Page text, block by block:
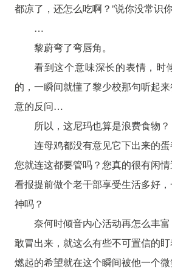
都凉了，还怎么吃啊？”说你没常识
…
黎蔚弯了弯唇角。
看到这个意味深长的表情，时
的，一瞬间就懂了黎少校那句听起
意的反问…
所以，这尼玛也算是浪费食物？
连母鸡都没有意见它下出来的蛋
您就连这都要管吗？您真的很有闲
看报提前做个老干部享受生活多好
神吗？
奈何时倾音内心活动再怎么丰
敢冒出来，就这么有些不可置信的
燃起的希望就在这个瞬间被他一个